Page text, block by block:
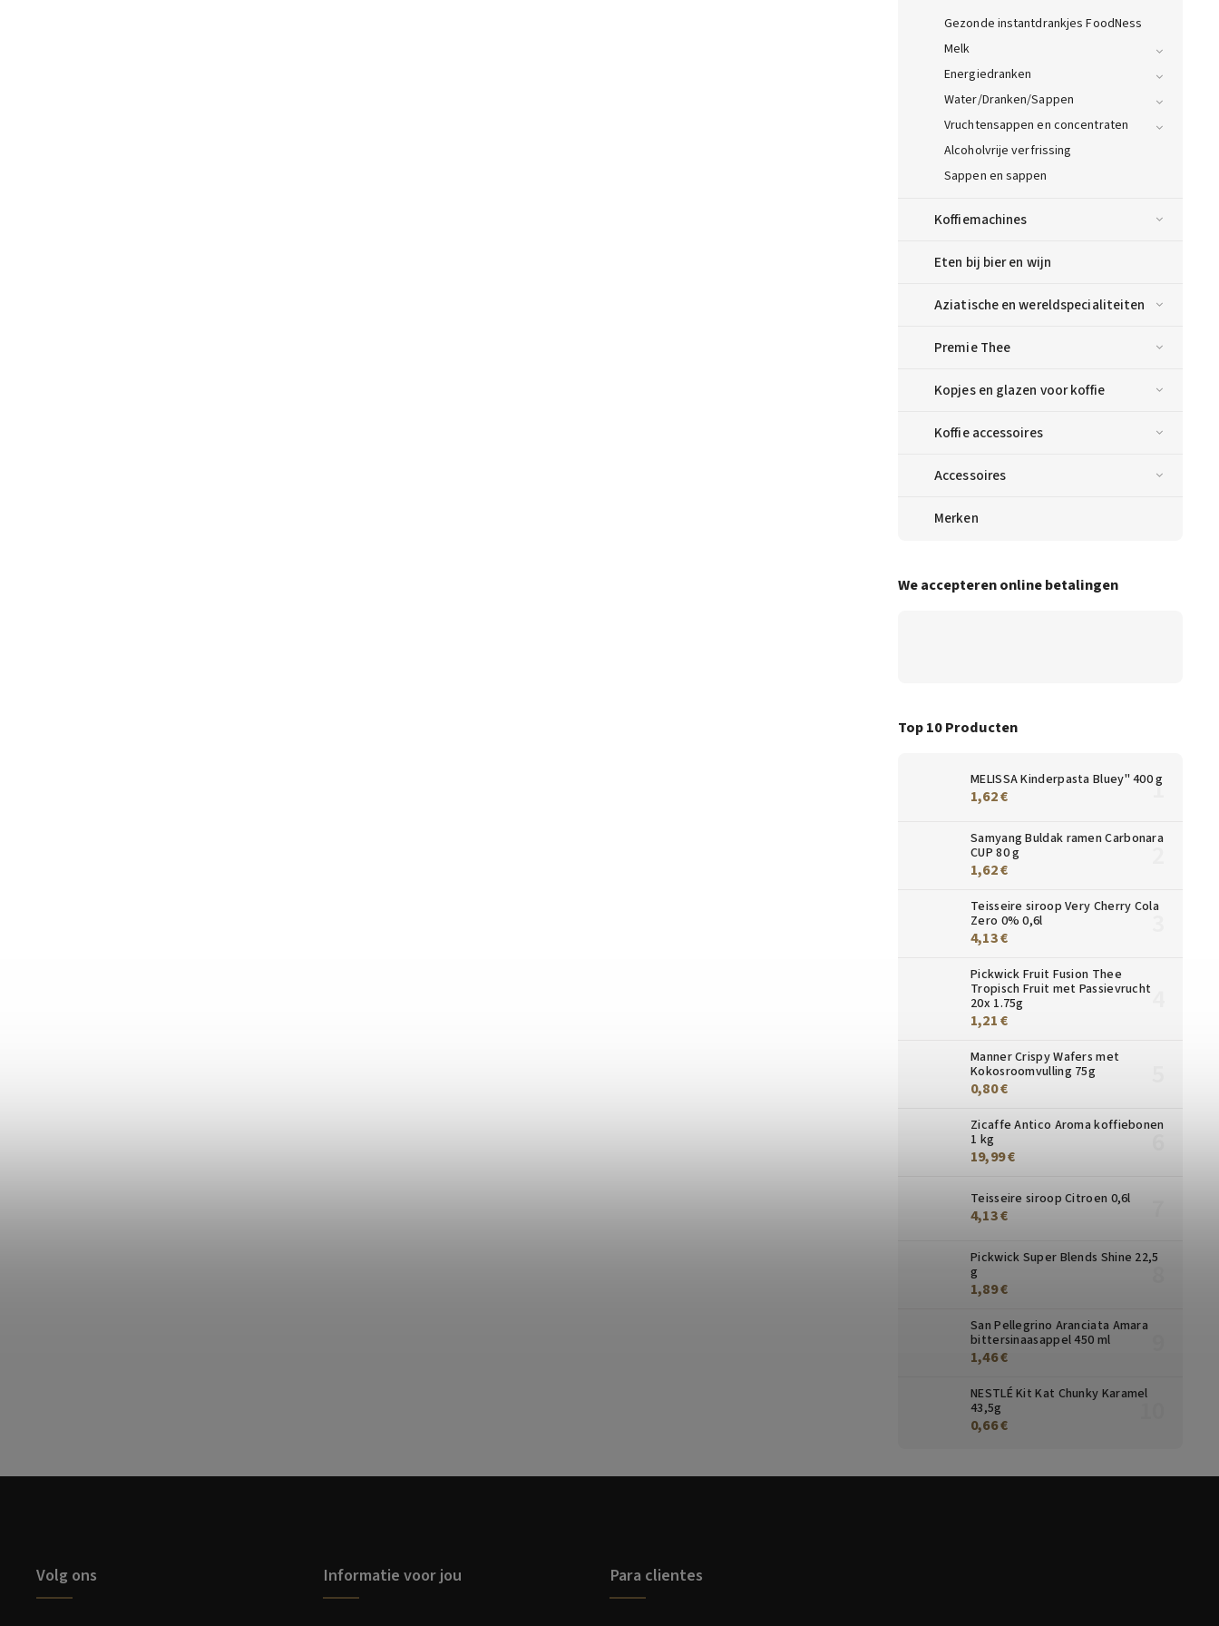
Gezonde instantdrankjes FoodNess
Melk
Energiedranken
Water/Dranken/Sappen
Vruchtensappen en concentraten
Alcoholvrije verfrissing
Sappen en sappen
Koffiemachines
Eten bij bier en wijn
Aziatische en wereldspecialiteiten
Premie Thee
Kopjes en glazen voor koffie
Koffie accessoires
Accessoires
Merken
We accepteren online betalingen
Top 10 Producten
MELISSA Kinderpasta Bluey" 400 g
1,62 €
Samyang Buldak ramen Carbonara
CUP 80 g
1,62 €
Teisseire siroop Very Cherry Cola
Zero 0% 0,6l
4,13 €
Pickwick Fruit Fusion Thee
Tropisch Fruit met Passievrucht
20x 1.75g
1,21 €
Manner Crispy Wafers met
Kokosroomvulling 75g
0,80 €
Zicaffe Antico Aroma koffiebonen
1 kg
19,99 €
Teisseire siroop Citroen 0,6l
4,13 €
Pickwick Super Blends Shine 22,5
g
1,89 €
San Pellegrino Aranciata Amara
bittersinaasappel 450 ml
1,46 €
NESTLÉ Kit Kat Chunky Karamel
43,5g
0,66 €
Volg ons Informatie voor jou Para clientes